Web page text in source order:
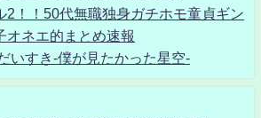
2！！50代無職独身ガチホモ童貞ギン
オネエ的まとめ速報
いすき-僕が見たかった星空-